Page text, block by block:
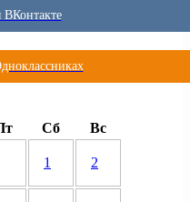
ВКонтакте
Сб Вс
1 2